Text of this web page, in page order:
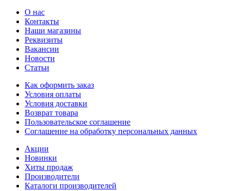
О нас
Контакты
Наши магазины
Реквизиты
Вакансии
Новости
Статьи
Как оформить заказ
Условия оплаты
Условия доставки
Возврат товара
Пользовательское соглашение
Соглашение на обработку персональных данных
Акции
Новинки
Хиты продаж
Производители
Каталоги производителей